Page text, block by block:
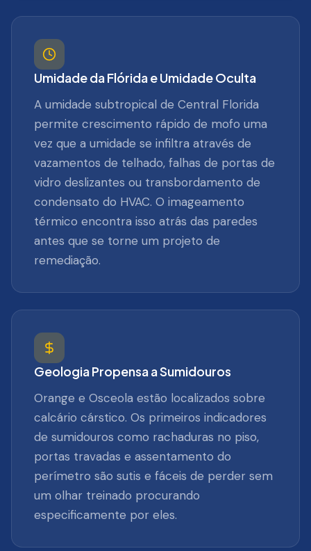
Umidade da Flórida e Umidade Oculta
A umidade subtropical de Central Florida
permite crescimento rápido de mofo uma
vez que a umidade se infiltra através de
vazamentos de telhado, falhas de portas de
vidro deslizantes ou transbordamento de
condensato do HVAC. O imageamento
térmico encontra isso atrás das paredes
antes que se torne um projeto de
remediação.
Geologia Propensa a Sumidouros
Orange e Osceola estão localizados sobre
calcário cárstico. Os primeiros indicadores
de sumidouros como rachaduras no piso,
portas travadas e assentamento do
perímetro são sutis e fáceis de perder sem
um olhar treinado procurando
especificamente por eles.